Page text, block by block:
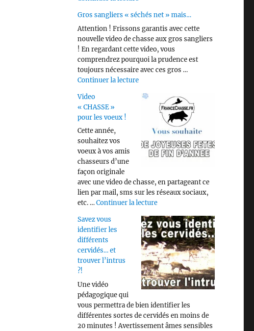
Gros sangliers « séchés net » mais…
Attention ! Frissons garantis avec cette
nouvelle video de chasse aux gros sangliers
! En regardant cette video, vous
comprendrez pourquoi la prudence est
toujours nécessaire avec ces gros …
Continuer la lecturede « Gros sangliers « séchés net »
Video
« CHASSE »
pour les voeux !
Cette année,
souhaitez vos
voeux à vos amis
chasseurs d’une
façon originale
avec une video de chasse, en partageant ce
lien par mail, sms sur les réseaux sociaux,
etc. …Continuer la lecturede « Video « CHASSE » pour
Savez vous
identifier les
différents
cervidés… et
trouver l’intrus
?!
Une vidéo
pédagogique qui
vous permettra de bien identifier les
différentes sortes de cervidés en moins de
20 minutes ! Avertissement âmes sensibles